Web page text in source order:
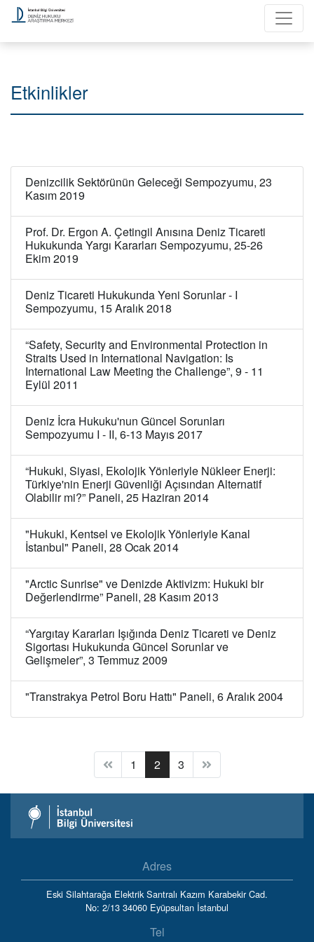
Etkinlikler
Denizcilik Sektörünün Geleceği Sempozyumu, 23
Kasım 2019
Prof. Dr. Ergon A. Çetingil Anısına Deniz Ticareti
Hukukunda Yargı Kararları Sempozyumu, 25-26
Ekim 2019
Deniz Ticareti Hukukunda Yeni Sorunlar - I
Sempozyumu, 15 Aralık 2018
“Safety, Security and Environmental Protection in
Straits Used in International Navigation: Is
International Law Meeting the Challenge”, 9 - 11
Eylül 2011
Deniz İcra Hukuku'nun Güncel Sorunları
Sempozyumu I - II, 6-13 Mayıs 2017
“Hukuki, Siyasi, Ekolojik Yönleriyle Nükleer Enerji:
Türkiye'nin Enerji Güvenliği Açısından Alternatif
Olabilir mi?” Paneli, 25 Haziran 2014
"Hukuki, Kentsel ve Ekolojik Yönleriyle Kanal
İstanbul" Paneli, 28 Ocak 2014
"Arctic Sunrise" ve Denizde Aktivizm: Hukuki bir
Değerlendirme” Paneli, 28 Kasım 2013
“Yargıtay Kararları Işığında Deniz Ticareti ve Deniz
Sigortası Hukukunda Güncel Sorunlar ve
Gelişmeler”, 3 Temmuz 2009
"Transtrakya Petrol Boru Hattı" Paneli, 6 Aralık 2004
1 2(current)
3
Adres
Eski Silahtarağa Elektrik Santralı Kazım Karabekir Cad.
No: 2/13 34060 Eyüpsultan İstanbul
Tel